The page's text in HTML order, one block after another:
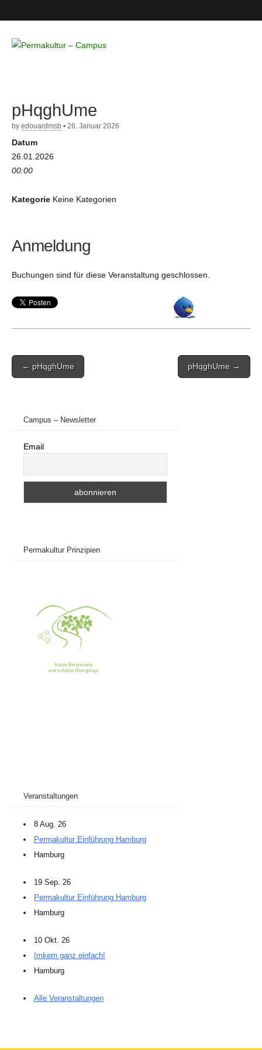
– Campus
pHqghUme
by edouardmsb • 26. Januar 2026
Datum
26.01.2026
00:00
Kategorie Keine Kategorien
Anmeldung
Buchungen sind für diese Veranstaltung geschlossen.
Post
navigation
← pHqghUme pHqghUme →
Campus – Newsletter
Email
Permakultur Prinzipien
Veranstaltungen
8 Aug. 26
Permakultur Einführung Hamburg
Hamburg
19 Sep. 26
Permakultur Einführung Hamburg
Hamburg
10 Okt. 26
Imkern ganz einfach!
Hamburg
Alle Veranstaltungen